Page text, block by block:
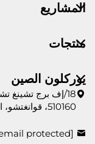
المشاريع
منتجات
يوركلون الصين
510160، قوانغتشو، الصين
[email protected]